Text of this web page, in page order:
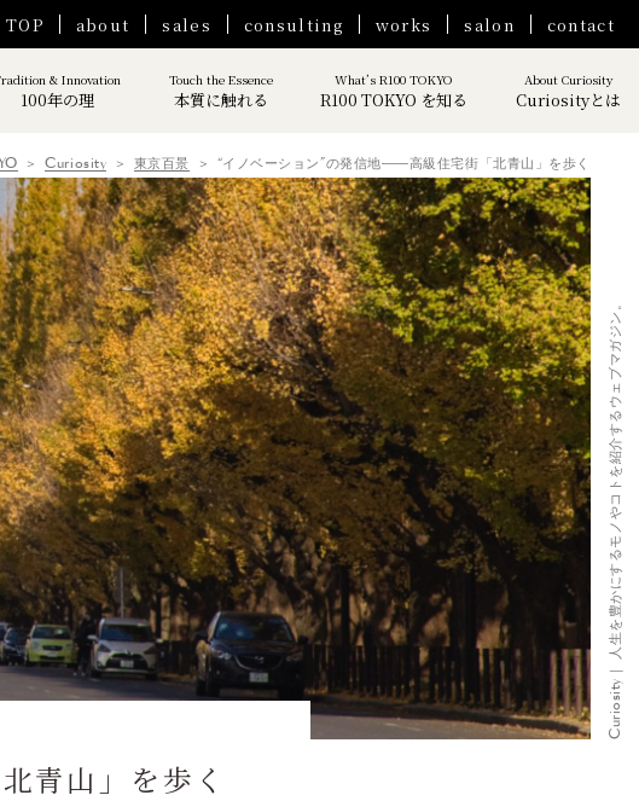
about sales consulting works salon contact
& Innovation
100年の理
Touch the Essence
本質に触れる
What’s R100 TOKYO
R100 TOKYO を知る
About Curiosity
Curiosityとは
Curiosity 東京百景 “イノベーション”の発信地――高級住宅街「北青山」を歩く
Curiosity｜ 人生を豊かにするモノやコトを紹介するウェブマガジン。
青山」を歩く